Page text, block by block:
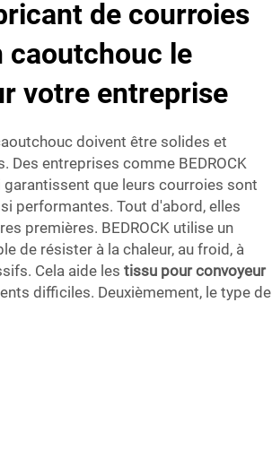
de courroies
caoutchouc le
votre entreprise
doivent être solides et
Des entreprises comme BEDROCK
que leurs courroies sont
performantes. Tout d'abord, elles
premières. BEDROCK utilise un
de résister à la chaleur, au froid, à
Cela aide les tissu pour convoyeur
difficiles. Deuxièmement, le type de